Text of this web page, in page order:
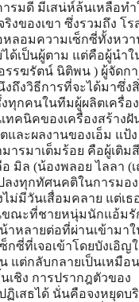
รมดี มีเสน่ห์ล้นเหลือทำ
งของเขา ซึ่งรวมถึง โร
ลอมความเซ็กซี่ทั้งหวา
ด้เป็นผู้ตาม แต่คือผู้นำใ
รรฆรัตน์ นิติพน ) ผู้จัดก
ถึงวิธีการที่จะได้มาซึ่ง
ทุกคนในทีมผู้ผลิตเครื่อง
คนิคของเครื่องสร้างฝั
ละผลงานของเอ็ม แป้ง
ารมาเต็มร้อย คือผู้เติม
มิล (น้องพลอย ไลลา (
ลงทุกทัศนคติในการมอ
ม่มีวันเสื่อมคลาย แต่เธ
ขณะที่ชายหนุ่มนักแอ้มรั
าหลายต่อที่ผ่านเข้ามา
ซี่ที่เจอเข้าโดยบังเอิญ
แต่กลับกลายเป็นเหมือ
ชิง การปรากฎตัวของ
ฏิเสธได้ นั่นคือจงหยุดบ